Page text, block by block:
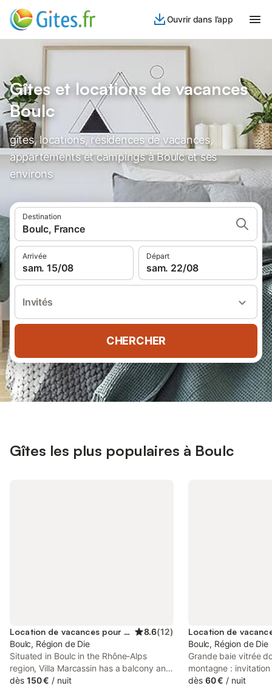
Ouvrir dans l’app
Gîtes et locations de vacances
Boulc
gîtes, locations, résidences de vacances,
appartements et campings à Boulc et ses
environs
Destination
Boulc, France
Arrivée
sam. 15/08
Départ
sam. 22/08
Invités
CHERCHER
Gîtes les plus populaires à Boulc
Location de vacances pour 6 personnes 8.6(12)
Boulc, Région de Die
Situated in Boulc in the Rhône-Alps
region, Villa Marcassin has a balcony and
mountain views. This property offers
dès 150 € / nuit
Boulc, Région de Die
Grande baie vitrée
montagne :
randonnées et au
dès 60 € / nuit